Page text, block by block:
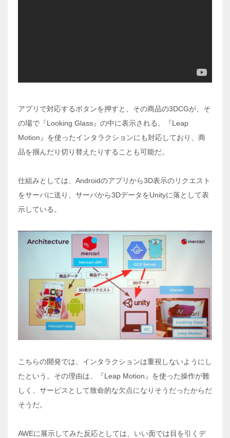
アプリで対応するボタンを押すと、その商品の3DCGが、そ
の場で『Looking Glass』の中に表示される。『Leap
Motion』を使ったインタラクションにも対応しており、商
品を掴んだり切り替えたりすることも可能だ。
仕組みとしては、Androidのアプリから3D表示のリクエスト
をサーバに送り、サーバから3DデータをUnityに落として表
示している。
こちらの開発では、インタラクションは重視しないようにし
たという。その理由は、『Leap Motion』を使った操作が難
しく、サービスとして致命的な欠点になりそうだったからだ
そうだ。
AWEに展示してみた反応としては、いい面では目を引くデ